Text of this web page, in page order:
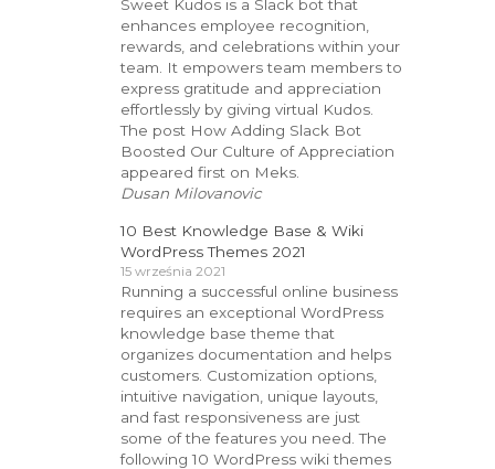
Sweet Kudos is a Slack bot that
enhances employee recognition,
rewards, and celebrations within your
team. It empowers team members to
express gratitude and appreciation
effortlessly by giving virtual Kudos.
The post How Adding Slack Bot
Boosted Our Culture of Appreciation
appeared first on Meks.
Dusan Milovanovic
10 Best Knowledge Base & Wiki
WordPress Themes 2021
15 września 2021
Running a successful online business
requires an exceptional WordPress
knowledge base theme that
organizes documentation and helps
customers. Customization options,
intuitive navigation, unique layouts,
and fast responsiveness are just
some of the features you need. The
following 10 WordPress wiki themes